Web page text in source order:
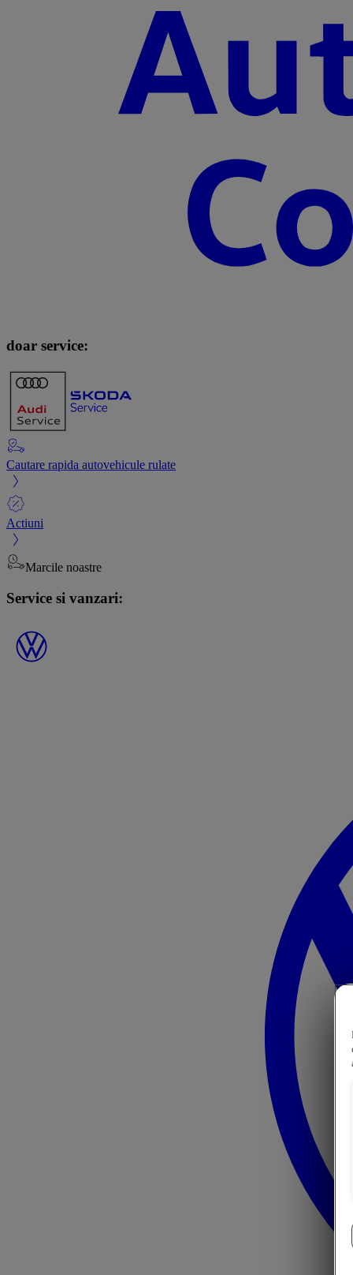
doar service:
Cautare rapida autovehicule rulate
Actiuni
Marcile noastre
Service si vanzari: